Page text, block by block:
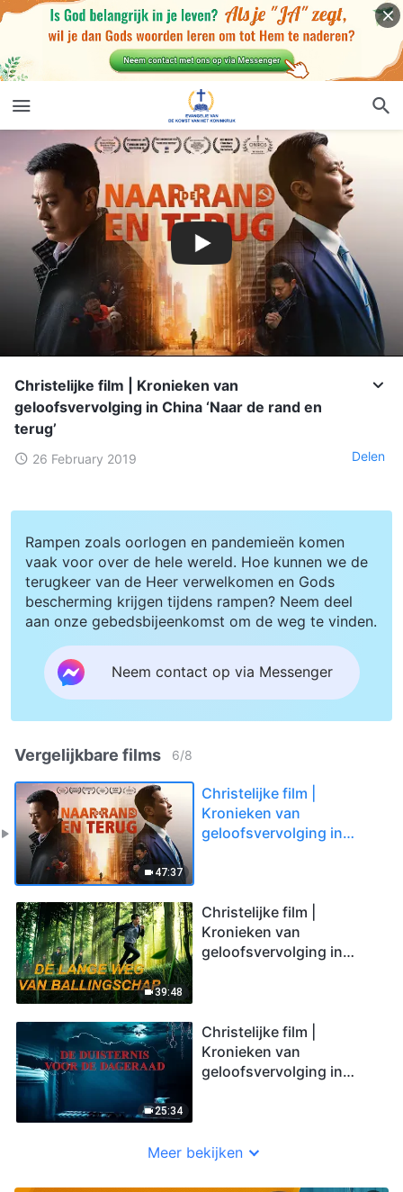
Christelijke film | Kronieken van
geloofsvervolging in China ‘Naar de rand en
terug’
26 February 2019 Delen
Rampen zoals oorlogen en pandemieën komen
vaak voor over de hele wereld. Hoe kunnen we de
terugkeer van de Heer verwelkomen en Gods
bescherming krijgen tijdens rampen? Neem deel
aan onze gebedsbijeenkomst om de weg te vinden.
Neem contact op via Messenger
Vergelijkbare films 6/8
47:37
Christelijke film |
Kronieken van
geloofsvervolging in
39:48
Christelijke film |
Kronieken van
geloofsvervolging in
25:34
Christelijke film |
Kronieken van
geloofsvervolging in
Meer bekijken